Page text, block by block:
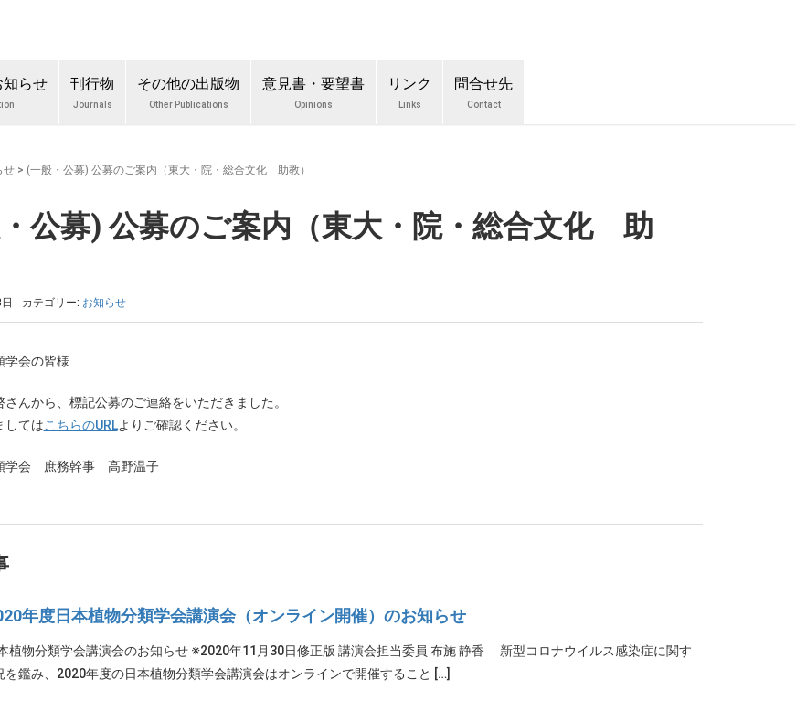
知らせ 刊行物
Journals
その他の出版物
Other Publications
意見書・要望書
Opinions
リンク
Links
問合せ先
Contact
せ> (一般・公募) 公募のご案内（東大・院・総合文化 助教）
公募) 公募のご案内（東大・院・総合文化 助
カテゴリー: お知らせ
学会の皆様
んから、標記公募のご連絡をいただきました。
してはこちらのURLよりご確認ください。
学会 庶務幹事 高野温子
年度日本植物分類学会講演会（オンライン開催）のお知らせ
植物分類学会講演会のお知らせ ※2020年11月30日修正版 講演会担当委員 布施 静香 新型コロナウイルス感染症に関す
を鑑み、2020年度の日本植物分類学会講演会はオンラインで開催すること […]